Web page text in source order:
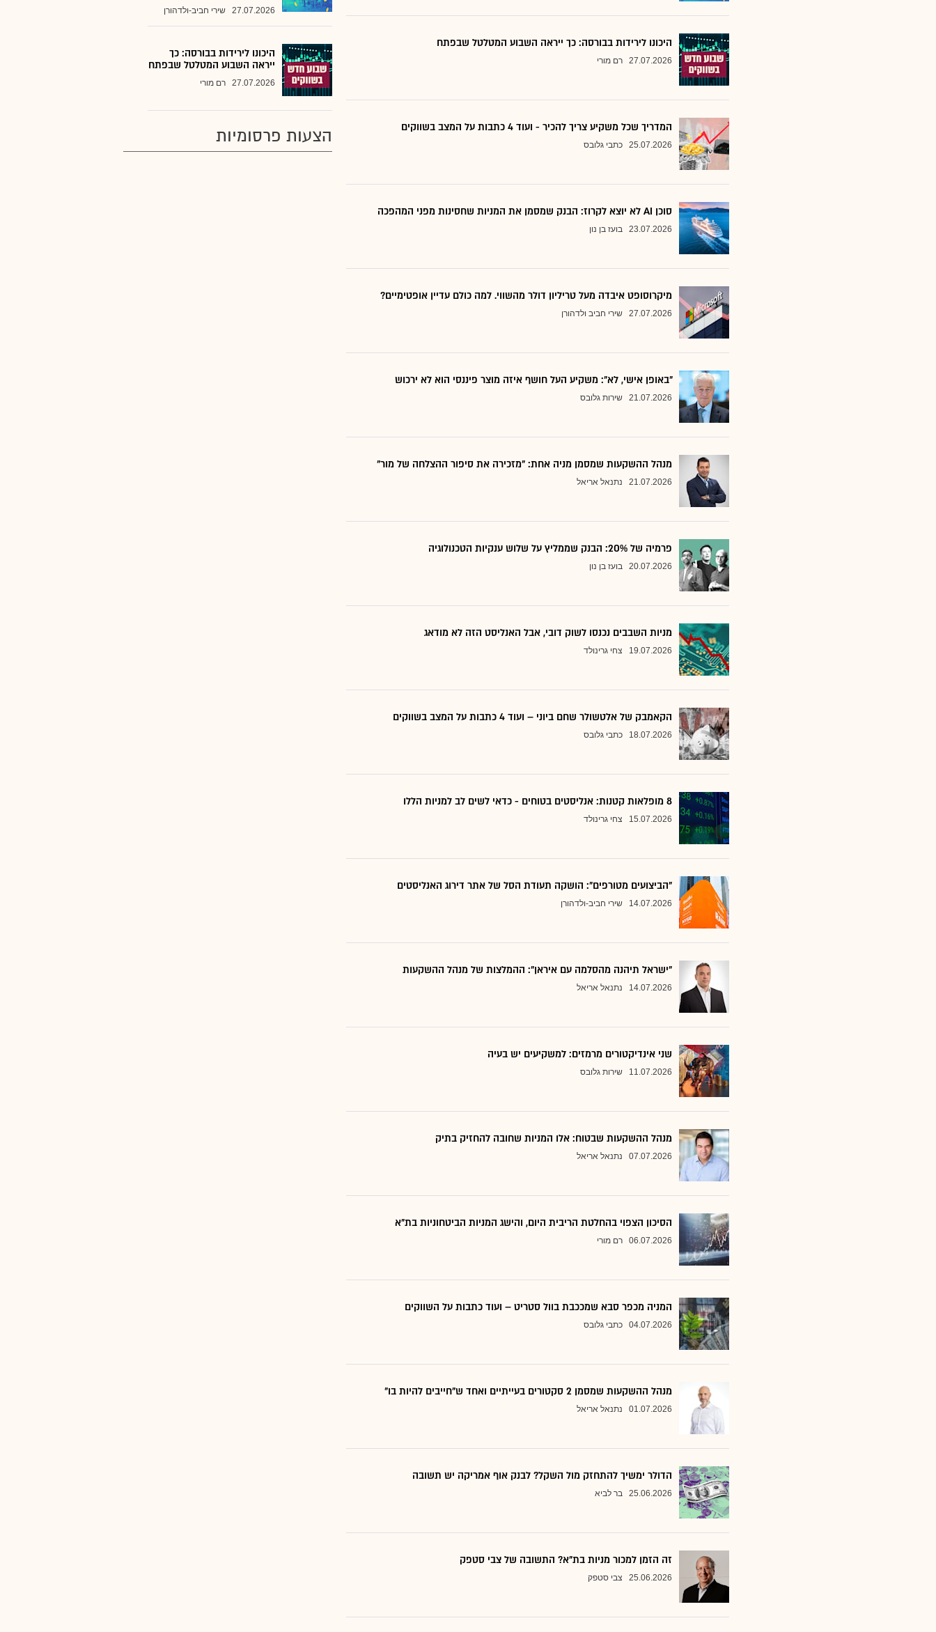
היכונו לירידות בבורסה: כך ייראה השבוע המטלטל שבפתח
27.07.2026 רם מורי
המדריך שכל משקיע צריך להכיר - ועוד 4 כתבות על המצב בשווקים
25.07.2026 כתבי גלובס
סוכן AI לא יוצא לקרוז: הבנק שמסמן את המניות שחסינות מפני המהפכה
23.07.2026 בועז בן נון
מיקרוסופט איבדה מעל טריליון דולר מהשווי. למה כולם עדיין אופטימיים?
27.07.2026 שירי חביב ולדהורן
"באופן אישי, לא": משקיע העל חושף איזה מוצר פיננסי הוא לא ירכוש
21.07.2026 שירות גלובס
מנהל ההשקעות שמסמן מניה אחת: "מזכירה את סיפור ההצלחה של מור"
21.07.2026 נתנאל אריאל
פרמיה של 20%: הבנק שממליץ על שלוש ענקיות הטכנולוגיה
20.07.2026 בועז בן נון
מניות השבבים נכנסו לשוק דובי, אבל האנליסט הזה לא מודאג
19.07.2026 צחי גרינולד
הקאמבק של אלטשולר שחם ביוני – ועוד 4 כתבות על המצב בשווקים
18.07.2026 כתבי גלובס
8 מופלאות קטנות: אנליסטים בטוחים - כדאי לשים לב למניות הללו
15.07.2026 צחי גרינולד
"הביצועים מטורפים": הושקה תעודת הסל של אתר דירוג האנליסטים
14.07.2026 שירי חביב-ולדהורן
"ישראל תיהנה מהסלמה עם איראן": ההמלצות של מנהל ההשקעות
14.07.2026 נתנאל אריאל
שני אינדיקטורים מרמזים: למשקיעים יש בעיה
11.07.2026 שירות גלובס
מנהל ההשקעות שבטוח: אלו המניות שחובה להחזיק בתיק
07.07.2026 נתנאל אריאל
הסיכון הצפוי בהחלטת הריבית היום, והישג המניות הביטחוניות בת"א
06.07.2026 רם מורי
המניה מכפר סבא שמככבת בוול סטריט – ועוד כתבות על השווקים
04.07.2026 כתבי גלובס
מנהל ההשקעות שמסמן 2 סקטורים בעייתיים ואחד ש"חייבים להיות בו"
01.07.2026 נתנאל אריאל
הדולר ימשיך להתחזק מול השקל? לבנק אוף אמריקה יש תשובה
25.06.2026 בר לביא
זה הזמן למכור מניות בת"א? התשובה של צבי סטפק
25.06.2026 צבי סטפק
27.07.2026 שירי חביב-ולדהורן
היכונו לירידות בבורסה: כך
ייראה השבוע המטלטל שבפתח
27.07.2026 רם מורי
הצעות פרסומיות